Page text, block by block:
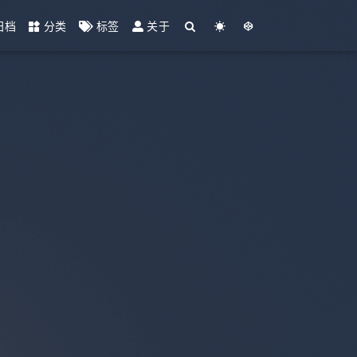
档 分类 标签 关于